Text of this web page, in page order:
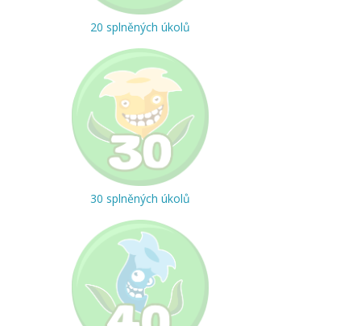
20 splněných úkolů
30 splněných úkolů